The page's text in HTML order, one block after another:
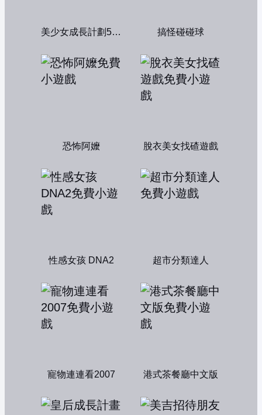
美少女成長計劃5.2中文版 搞怪碰碰球
恐怖阿嬤 脫衣美女找碴遊戲
性感女孩 DNA2 超市分類達人
寵物連連看2007 港式茶餐廳中文版